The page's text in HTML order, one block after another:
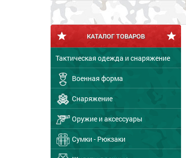
КАТАЛОГ ТОВАРОВ
Тактическая одежда и снаряжение
Военная форма
Снаряжение
Оружие и аксессуары
Сумки - Рюкзаки